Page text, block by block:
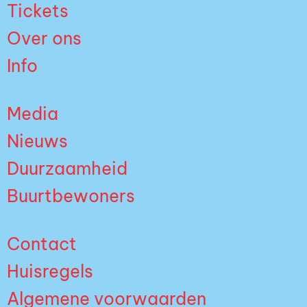
Tickets
Over ons
Info
Media
Nieuws
Duurzaamheid
Buurtbewoners
Contact
Huisregels
Algemene voorwaarden